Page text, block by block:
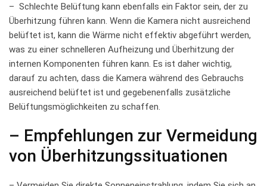
– ⁣ Schlechte⁢ Belüftung kann ebenfalls ein Faktor ‍sein, der zu
Überhitzung‌ führen⁣ kann. ⁣Wenn ⁤die Kamera nicht ⁢ausreichend‍
belüftet ist,⁣ kann die⁢ Wärme nicht effektiv abgeführt werden,
was zu einer ⁣schnelleren Aufheizung⁢ und ​Überhitzung der
internen Komponenten führen⁢ kann.​ Es ist daher wichtig,
darauf⁢ zu achten, dass die⁣ Kamera während des Gebrauchs
ausreichend belüftet ist und gegebenenfalls zusätzliche
Belüftungsmöglichkeiten zu schaffen.
– ‌Empfehlungen zur Vermeidung‌
von Überhitzungssituationen